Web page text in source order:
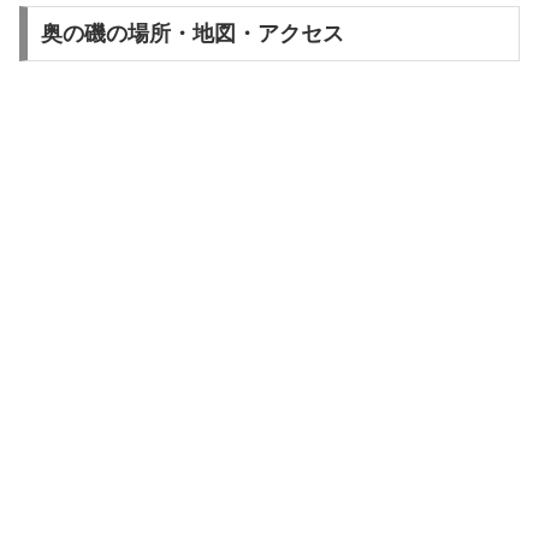
奥の磯の場所・地図・アクセス